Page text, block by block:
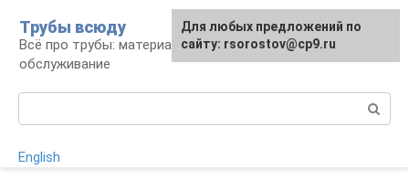
контенту
Трубы всюду
Всё про трубы: материалы, монтаж и
обслуживание
English
Для любых предложений по
сайту: rsorostov@cp9.ru